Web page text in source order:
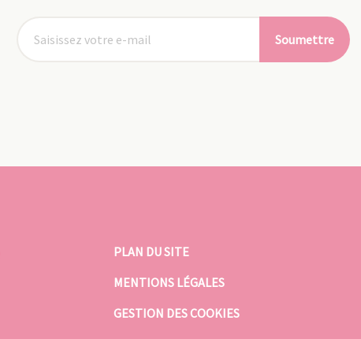
Soumettre
PLAN DU SITE
MENTIONS LÉGALES
GESTION DES COOKIES